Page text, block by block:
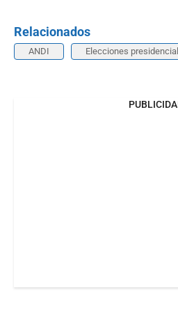
Relacionados
ANDI Elecciones